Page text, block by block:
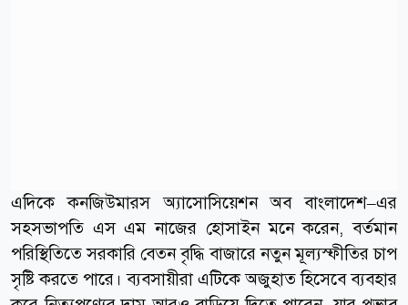
এদিকে কনজিউমারস অ্যাসোসিয়েশন অব বাংলাদেশ–এর
সহসভাপতি এস এম নাজের হোসাইন মনে করেন, বর্তমান
পরিস্থিতিতে সরকারি বেতন বৃদ্ধি বাজারে নতুন মূল্যস্ফীতির চাপ
সৃষ্টি করতে পারে। ব্যবসায়ীরা এটিকে অজুহাত হিসেবে ব্যবহার